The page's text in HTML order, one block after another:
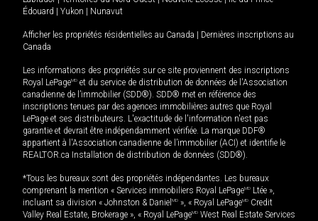
Édouard
Yukon Nunavut
Afficher les propriétés résidentielles au Canada
Dernières inscriptions au
Canada
Les informations des propriétés sur ce site proviennent des inscriptions
Royal LePageMD et du service de distribution de données de l'Association
canadienne de l’immobilier (SDD®). SDD® met en référence des
inscriptions tenues par des agences immobilières autres que Royal
LePage et ses distributeurs. L'exactitude de l'information n'est pas
garantie et devrait être indépendamment vérifiée. La marque DDF®
appartient à l'Association canadienne de l’immobilier (ACI) et identifie le
REALTOR.ca Installation de distribution de données (SDD®).
*Tous les bureaux sont des propriétés indépendantes. Les bureaux
comprenant la mention « Services immobiliers Royal LePageMD Ltée »,
incluant sa division « Johnston & Daniel MD », « Royal LePageMD Credit
Valley Real Estate, Brokerage », « Royal LePageMD West Real Estate Services